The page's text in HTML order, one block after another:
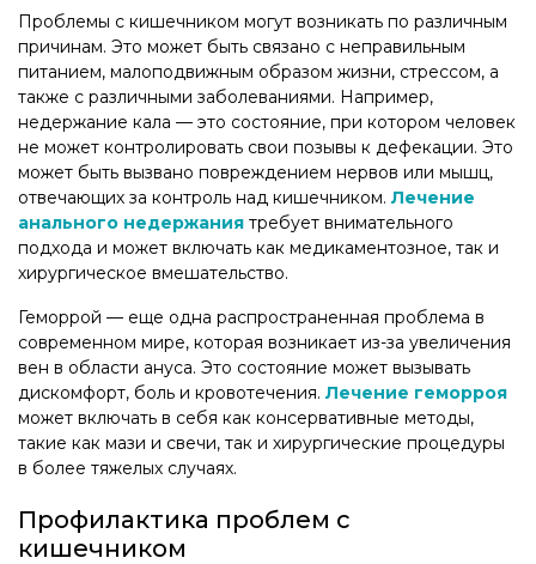
Проблемы с кишечником могут возникать по различным
причинам. Это может быть связано с неправильным
питанием, малоподвижным образом жизни, стрессом, а
также с различными заболеваниями. Например,
недержание кала — это состояние, при котором человек
не может контролировать свои позывы к дефекации. Это
может быть вызвано повреждением нервов или мышц,
отвечающих за контроль над кишечником. Лечение
анального недержания требует внимательного
подхода и может включать как медикаментозное, так и
хирургическое вмешательство.
Геморрой — еще одна распространенная проблема в
современном мире, которая возникает из-за увеличения
вен в области ануса. Это состояние может вызывать
дискомфорт, боль и кровотечения. Лечение геморроя
может включать в себя как консервативные методы,
такие как мази и свечи, так и хирургические процедуры
в более тяжелых случаях.
Профилактика проблем с
кишечником